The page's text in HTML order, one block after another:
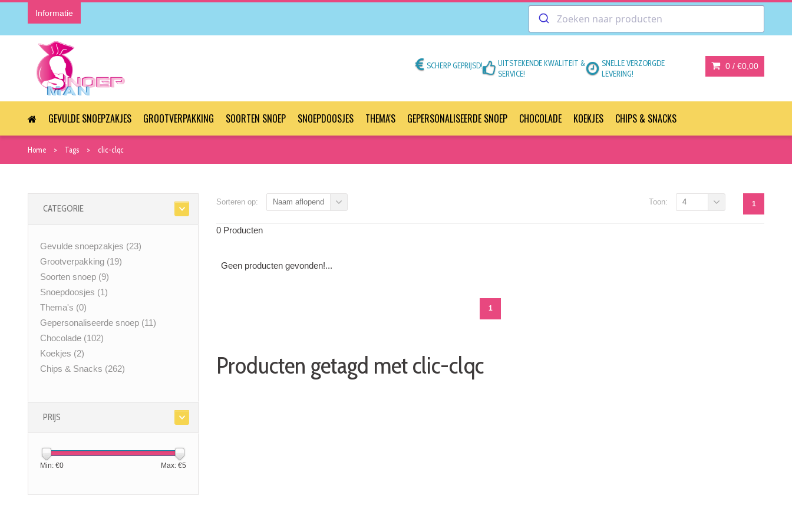
Informatie
SCHERP GEPRIJSD!
UITSTEKENDE KWALITEIT &
SERVICE!
SNELLE VERZORGDE
LEVERING!
0 / €0,00
GEVULDE SNOEPZAKJES GROOTVERPAKKING SOORTEN SNOEP SNOEPDOOSJES THEMA'S GEPERSONALISEERDE SNOEP CHOCOLADE KOEKJES CHIPS & SNACKS
Home Tags clic-clqc
CATEGORIE
Gevulde snoepzakjes (23)
Grootverpakking (19)
Soorten snoep (9)
Snoepdoosjes (1)
Thema's (0)
Gepersonaliseerde snoep (11)
Chocolade (102)
Koekjes (2)
Chips & Snacks (262)
PRIJS
Min: €0 Max: €5
Sorteren op: Naam aflopend 1
Toon: 4
0 Producten
Geen producten gevonden!...
1
Producten getagd met clic-clqc